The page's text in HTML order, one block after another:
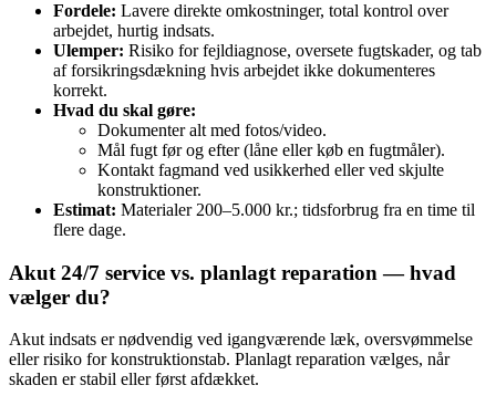
Fordele: Lavere direkte omkostninger, total kontrol over
arbejdet, hurtig indsats.
Ulemper: Risiko for fejldiagnose, oversete fugtskader, og tab
af forsikringsdækning hvis arbejdet ikke dokumenteres
korrekt.
Hvad du skal gøre:
Dokumenter alt med fotos/video.
Mål fugt før og efter (låne eller køb en fugtmåler).
Kontakt fagmand ved usikkerhed eller ved skjulte
konstruktioner.
Estimat: Materialer 200–5.000 kr.; tidsforbrug fra en time til
flere dage.
Akut 24/7 service vs. planlagt reparation — hvad
vælger du?
Akut indsats er nødvendig ved igangværende læk, oversvømmelse
eller risiko for konstruktionstab. Planlagt reparation vælges, når
skaden er stabil eller først afdækket.